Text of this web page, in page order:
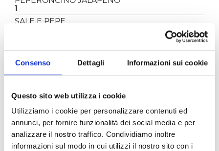
Consenso Dettagli Informazioni sui cookie
Questo sito web utilizza i cookie
Utilizziamo i cookie per personalizzare contenuti ed
annunci, per fornire funzionalità dei social media e per
analizzare il nostro traffico. Condividiamo inoltre
informazioni sul modo in cui utilizzi il nostro sito con i
1
SALE E PEPE
PREPARAZIONE
togliete la buccia e tagliate l'avocado a fette.
Versate 1 cucchiaio di olio in una padella e fate
rosolare il pangrattato per 4-5 minuti.
Passate le fette di avocado nel pangrattato e
mettetele in forno, preriscaldato a 180° per 10